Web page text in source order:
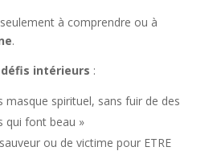
à comprendre ou à
.
défis intérieurs :
masque spirituel, sans fuir de des
qui font beau »
ou de victime pour ETRE